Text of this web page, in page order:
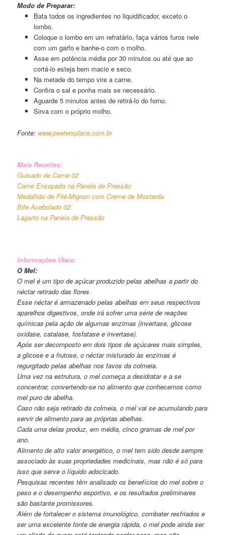
Modo de Preparar:
Bata todos os ingredientes no liquidificador, exceto o
lombo.
Coloque o lombo em um refratário, faça vários furos nele
com um garfo e banhe-o com o molho.
Asse em potência média por 30 minutos ou até que ao
cortá-lo esteja bem macio e seco.
Na metade do tempo vire a carne.
Confira o sal e ponha mais se necessário.
Aguarde 5 minutos antes de retirá-lo do forno.
Sirva com o próprio molho.
Fonte: www.peetersplace.com.br
Mais Receitas:
Guisado de Carne 02
Carne Ensopada na Panela de Pressão
Medalhão de Filé-Mignon com Creme de Mostarda
Bife Acebolado 02
Lagarto na Panela de Pressão
Informações Úteis:
O Mel:
O mel é um tipo de açúcar produzido pelas abelhas a partir do
néctar retirado das flores.
Esse néctar é armazenado pelas abelhas em seus respectivos
aparelhos digestivos, onde irá sofrer uma série de reações
químicas pela ação de algumas enzimas (invertase, glicose
oxidase, catalase, fosfatase e invertase).
Após ser decomposto em dois tipos de açúcares mais simples,
a glicose e a frutose, o néctar misturado às enzimas é
regurgitado pelas abelhas nos favos da colmeia.
Uma vez na estrutura, o mel começa a desidratar e a se
concentrar, convertendo-se no alimento que conhecemos como
mel puro de abelha.
Caso não seja retirado da colmeia, o mel vai se acumulando para
servir de alimento para as próprias abelhas.
Cada uma delas produz, em média, cinco gramas de mel por
ano.
Alimento de alto valor energético, o mel tem sido desde sempre
associado às suas propriedades medicinais, mas não é só para
isso que serve o líquido adocicado.
Pesquisas recentes têm analisado os benefícios do mel sobre o
peso e o desempenho esportivo, e os resultados preliminares
são bastante promissores.
Além de fortalecer o sistema imunológico, combater resfriados e
ser uma excelente fonte de energia rápida, o mel pode ainda ser